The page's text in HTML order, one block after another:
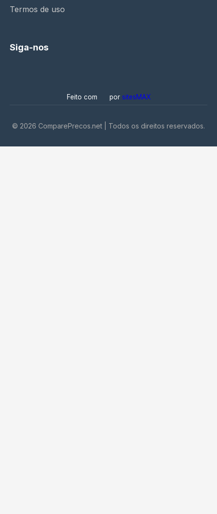
Termos de uso
Siga-nos
Feito com por sitesMAX
© 2026 ComparePrecos.net | Todos os direitos reservados.